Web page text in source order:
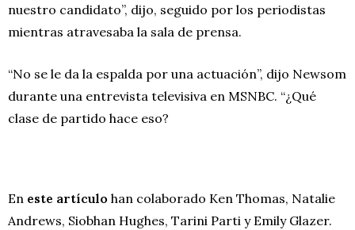
nuestro candidato”, dijo, seguido por los periodistas
mientras atravesaba la sala de prensa.
“No se le da la espalda por una actuación”, dijo Newsom
durante una entrevista televisiva en MSNBC. “¿Qué
clase de partido hace eso?
En este artículo han colaborado Ken Thomas, Natalie
Andrews, Siobhan Hughes, Tarini Parti y Emily Glazer.